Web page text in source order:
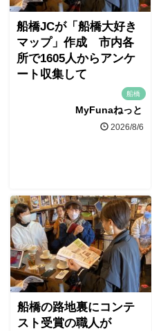
船橋JCが「船橋大好き
マップ」作成 市内各
所で1605人からアンケ
ート収集して
船橋
MyFunaねっと
2026/8/6
船橋の路地裏にコンテ
スト受賞の職人が